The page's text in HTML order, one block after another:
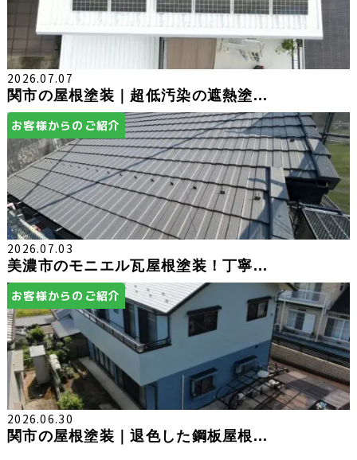
2026.07.07
関市の屋根塗装｜超低汚染の遮熱塗...
お客様からのご紹介
2026.07.03
美濃市のモニエル瓦屋根塗装！丁寧...
お客様からのご紹介
2026.06.30
関市の屋根塗装｜退色した鋼板屋根...